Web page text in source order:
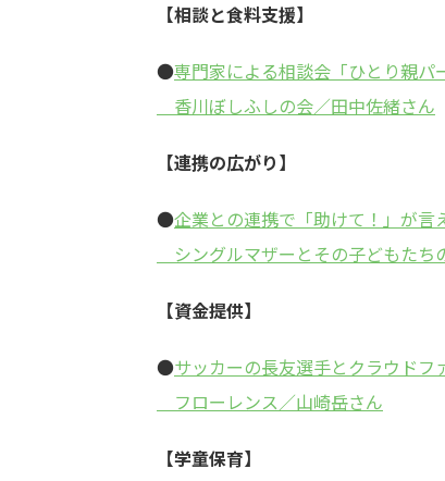
【相談と食料支援】
●専門家による相談会「ひとり親パ
香川ぼしふしの会／田中佐緒さん
【連携の広がり】
●企業との連携で「助けて！」が言
シングルマザーとその子どもたち
【資金提供】
●サッカーの長友選手とクラウド
フローレンス／山崎岳さん
【学童保育】